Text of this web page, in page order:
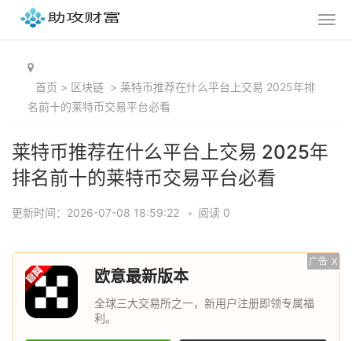
首页 > 区块链 > 莱特币推荐在什么平台上交易 2025年排
名前十的莱特币交易平台必看
莱特币推荐在什么平台上交易 2025年
排名前十的莱特币交易平台必看
更新时间：2026-07-08 18:59:22 • 阅读 0
广告 X
欧意最新版本
全球三大交易所之一，新用户注册即领专属福
利。